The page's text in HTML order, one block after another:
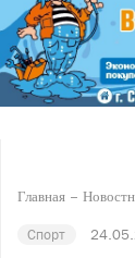
Главная
Спорт